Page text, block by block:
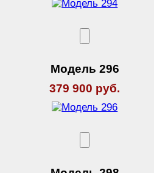
Модель 296
379 900 руб.